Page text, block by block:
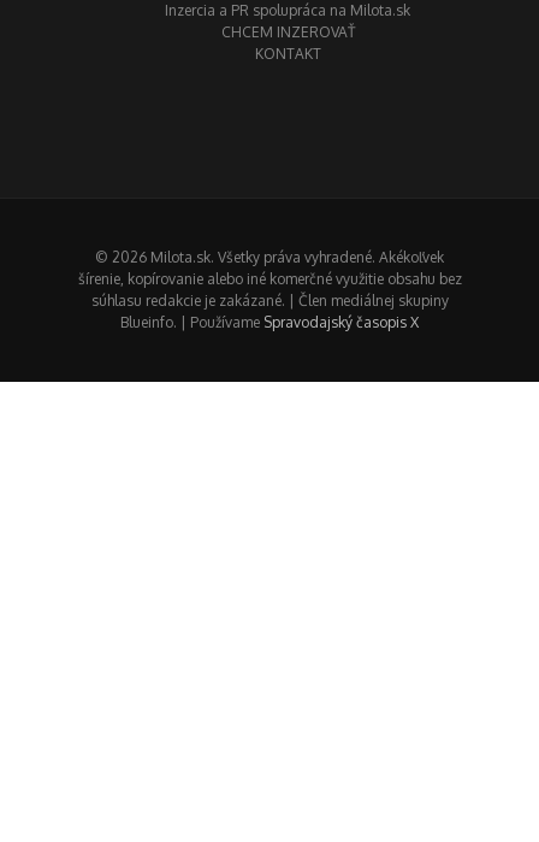
Inzercia a PR spolupráca na Milota.sk
CHCEM INZEROVAŤ
KONTAKT
© 2026 Milota.sk. Všetky práva vyhradené. Akékoľvek
šírenie, kopírovanie alebo iné komerčné využitie obsahu bez
súhlasu redakcie je zakázané. | Člen mediálnej skupiny
Blueinfo. | Používame Spravodajský časopis X